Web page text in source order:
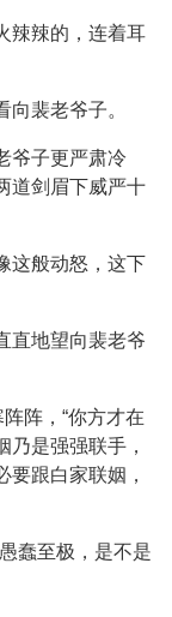
辣辣的，连着耳
裴老爷子。
爷子更严肃冷
道剑眉下威严十
这般动怒，这下
直地望向裴老爷
阵，“你方才在
乃是强强联手，
要跟白家联姻，
蠢至极，是不是